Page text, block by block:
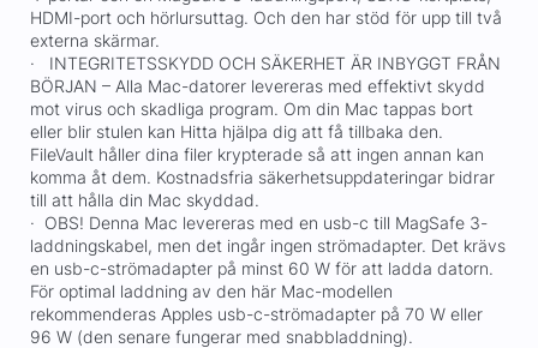
HDMI-port och hörlursuttag. Och den har stöd för upp till två
externa skärmar.
· INTEGRITETSSKYDD OCH SÄKERHET ÄR INBYGGT FRÅN
BÖRJAN – Alla Mac-datorer levereras med effektivt skydd
mot virus och skadliga program. Om din Mac tappas bort
eller blir stulen kan Hitta hjälpa dig att få tillbaka den.
FileVault håller dina filer krypterade så att ingen annan kan
komma åt dem. Kostnadsfria säkerhetsuppdateringar bidrar
till att hålla din Mac skyddad.
· OBS! Denna Mac levereras med en usb-c till MagSafe 3-
laddningskabel, men det ingår ingen strömadapter. Det krävs
en usb-c-strömadapter på minst 60 W för att ladda datorn.
För optimal laddning av den här Mac-modellen
rekommenderas Apples usb-c-strömadapter på 70 W eller
96 W (den senare fungerar med snabbladdning).